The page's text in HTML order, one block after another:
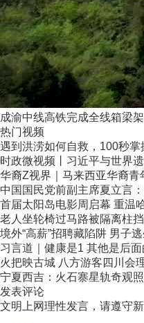
成渝中线高铁完成全线箱梁
热门视频
遇到洪涝如何自救，100秒掌
时政微视频丨习近平与世界
华裔Z视界｜马来西亚华裔
中国国民党前副主席夏立言
首届太阳岛电影周启幕 重温
老人坐轮椅过马路被隔离柱
境外“高薪”招聘藏陷阱 男子
习言道｜健康是1 其他是后
火把映古城 八方游客四川会
宁夏西吉：火石寨星轨奇观
发表评论
文明上网理性发言，请遵守